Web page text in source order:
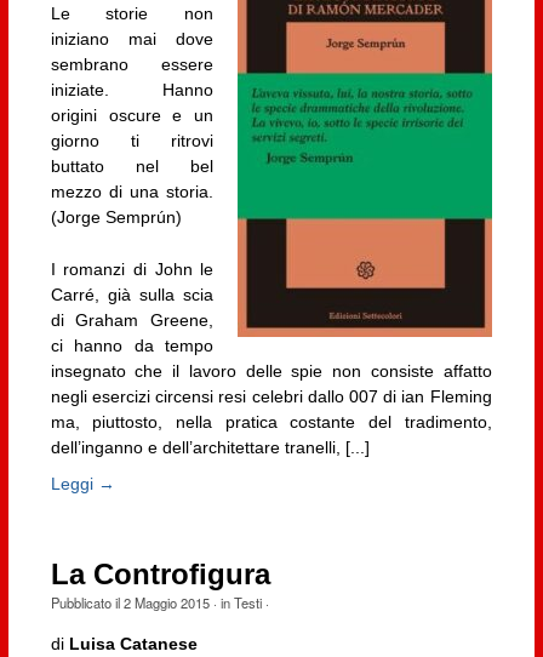
Le storie non
iniziano mai dove
sembrano essere
iniziate. Hanno
origini oscure e un
giorno ti ritrovi
buttato nel bel
mezzo di una storia.
(Jorge Semprún)
I romanzi di John le
Carré, già sulla scia
di Graham Greene,
ci hanno da tempo
insegnato che il lavoro delle spie non consiste affatto
negli esercizi circensi resi celebri dallo 007 di ian Fleming
ma, piuttosto, nella pratica costante del tradimento,
dell’inganno e dell’architettare tranelli, [...]
Leggi →
La Controfigura
Pubblicato il2 Maggio 2015· inTesti·
di Luisa Catanese